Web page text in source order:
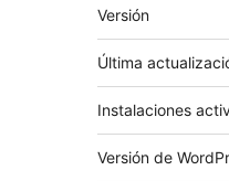
Meta
Versión
Última
Instalaciones
Versión de